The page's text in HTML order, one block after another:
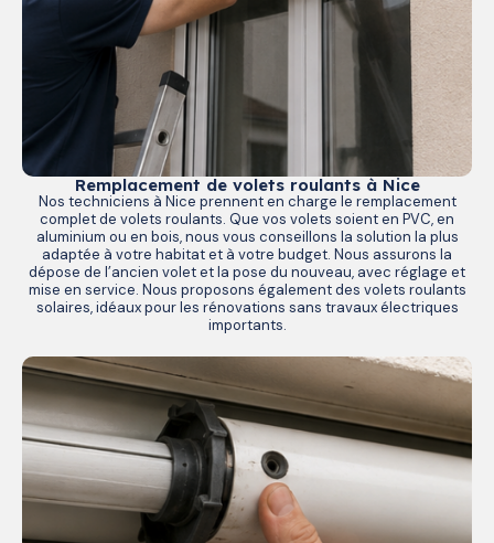
Remplacement de volets roulants à Nice
Nos techniciens à Nice prennent en charge le remplacement
complet de volets roulants. Que vos volets soient en PVC, en
aluminium ou en bois, nous vous conseillons la solution la plus
adaptée à votre habitat et à votre budget. Nous assurons la
dépose de l’ancien volet et la pose du nouveau, avec réglage et
mise en service. Nous proposons également des volets roulants
solaires, idéaux pour les rénovations sans travaux électriques
importants.